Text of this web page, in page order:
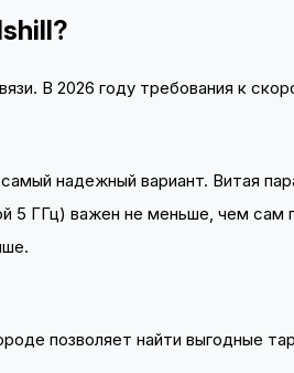
В 2026 году требования к
надежный вариант. Витая
5 ГГц) важен не меньше, чем сам
позволяет найти выгодные